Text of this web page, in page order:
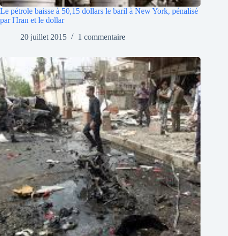
Le pétrole baisse à 50,15 dollars le baril à New York, pénalisé
par l'Iran et le dollar
20 juillet 2015
1 commentaire